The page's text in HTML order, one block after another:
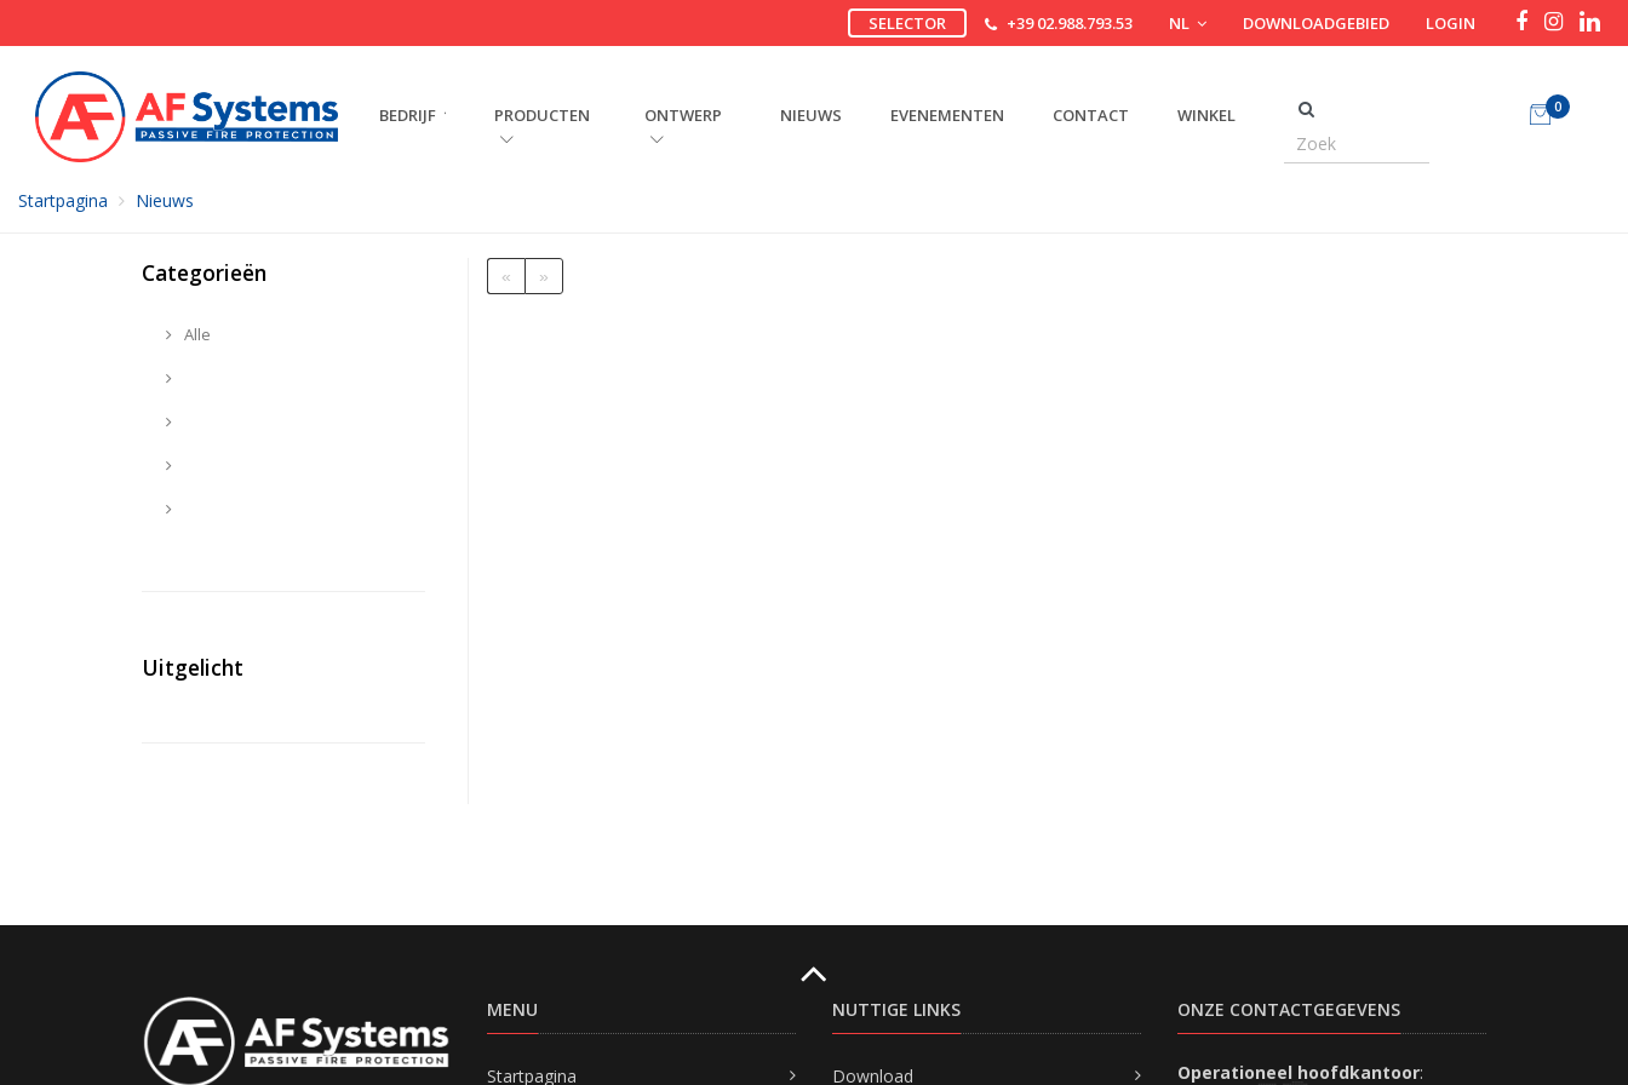
SELECTOR +39 02.988.793.53 NL DOWNLOADGEBIED LOGIN
BEDRIJF PRODUCTEN ONTWERP NIEUWS EVENEMENTEN CONTACT WINKEL 0
Startpagina Nieuws
« »
Categorieën
Alle
Uitgelicht
MENU
Startpagina
NUTTIGE LINKS
Download
ONZE CONTACTGEGEVENS
Operationeel hoofdkantoor: